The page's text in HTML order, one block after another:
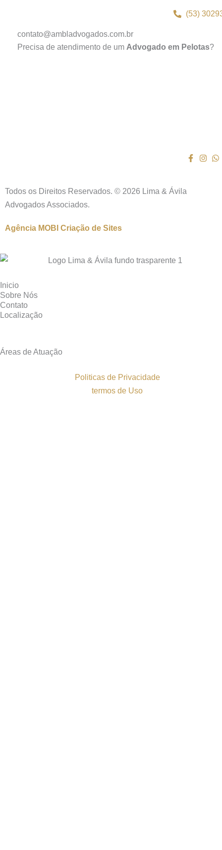
(53)
contato@ambladvogados.com.br
Precisa de atendimento de um Advogado em Pelotas?
Todos os Direitos Reservados. © 2026 Lima & Ávila
Advogados Associados.
Agência MOBI Criação de Sites
Inicio
Sobre Nós
Contato
Localização
Áreas de Atuação
Politicas de Privacidade
termos de Uso